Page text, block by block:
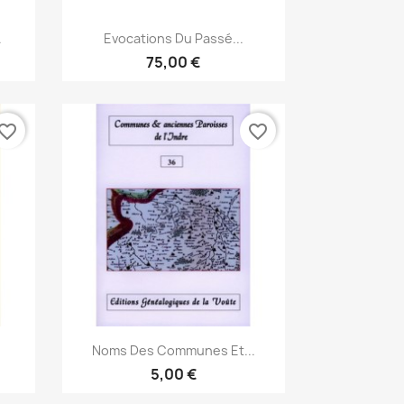
Aperçu rapide
Evocations Du Passé...
75,00 €
Aperçu rapide
Noms Des Communes Et...
5,00 €
favorite_border